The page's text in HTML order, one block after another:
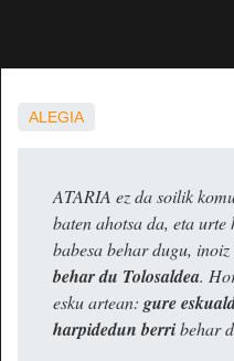
ALEGIA
ATARIA ez da soilik
baten ahotsa da, eta urte
babesa behar dugu,
behar du Tolosaldea.
esku artean: gure
harpidedun berribehar